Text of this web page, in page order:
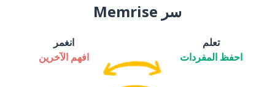
سر Memrise
تعلم
احفظ المفردات
انغمر
افهم الآخرين